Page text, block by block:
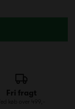
Fri fragt
Ved køb over 499,-